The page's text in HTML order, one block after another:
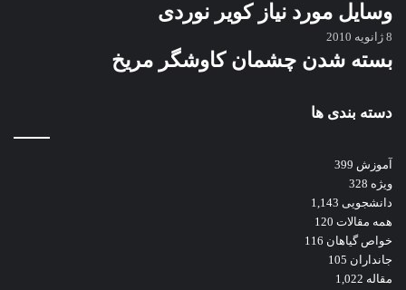
وسایل مورد نیاز کویر نوردی
8 ژانویه 2010
بسته شدن چشمان کاوشگر مريخ
دسته بندی ها
آموزش 399
ویژه 328
دانشجویی 1,143
همه مقالات 120
خواص گیاهان 116
جانداران 105
مقاله 1,022